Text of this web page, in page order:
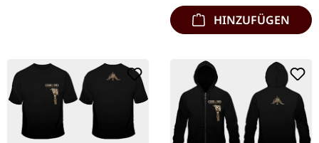
HINZUFÜGEN